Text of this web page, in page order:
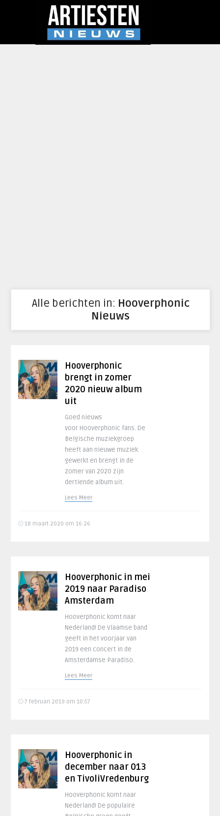
Alle berichten in: Hooverphonic
Nieuws
Hooverphonic
brengt in zomer
2020 nieuw album
uit
Goed nieuws
voor Hooverphonic fans. De
Belgische muziekgroep
heeft aan nieuwe muziek
gewerkt en brengt in de
zomer van 2020 zijn
dertiende album uit.
Lees Meer
18 maart 2020 om 16:26
Hooverphonic in mei
2019 naar Paradiso
Amsterdam
Hooverphonic komt naar
Nederland! De Vlaamse band
geeft in het voorjaar van
2019 een concert in de
Amsterdamse Paradiso.
Lees Meer
7 februari 2019 om 10:57
Hooverphonic in
december naar 013
en TivoliVredenburg
Hooverphonic komt naar
Nederland! De populaire